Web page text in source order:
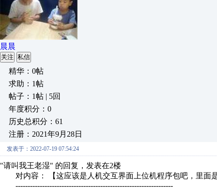
晨晨
关注 私信
精华：0帖
求助：1帖
帖子：1帖 | 5回
年度积分：0
历史总积分：61
注册：2021年9月28日
发表于：2022-07-19 07:54:24
"请叫我王老湿" 的回复，发表在2楼
对内容： 【这应该是人机交互界面上位机程序包吧，里面
-----------------------------------------------------------------